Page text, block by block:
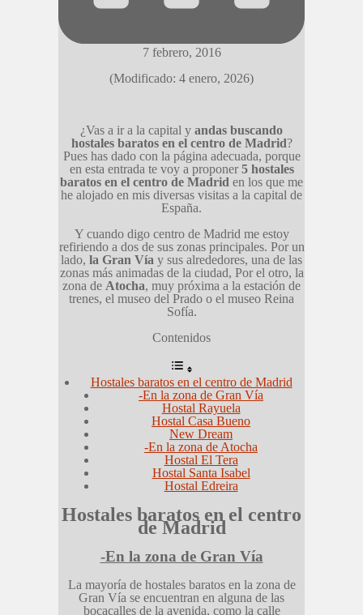
7 febrero, 2016
(Modificado: 4 enero, 2026)
¿Vas a ir a la capital y andas buscando
hostales baratos en el centro de Madrid?
Pues has dado con la página adecuada, porque
en esta entrada te voy a proponer 5 hostales
baratos en el centro de Madrid en los que me
he alojado en mis diversas visitas a la capital de
España.
Y cuando digo centro de Madrid me estoy
refiriendo a dos de sus zonas principales. Por un
lado, la Gran Vía y sus alrededores, una de las
zonas más animadas de la ciudad, Por el otro, la
zona de Atocha, muy próxima a la estación de
trenes, el museo del Prado o el museo Reina
Sofía.
Contenidos
Hostales baratos en el centro de Madrid
-En la zona de Gran Vía
Hostal Rayuela
Hostal Casa Bueno
New Dream
-En la zona de Atocha
Hostal El Tera
Hostal Santa Isabel
Hostal Edreira
Hostales baratos en el centro
de Madrid
-En la zona de Gran Vía
La mayoría de hostales baratos en la zona de
Gran Vía se encuentran en alguna de las
bocacalles de la avenida, como la calle